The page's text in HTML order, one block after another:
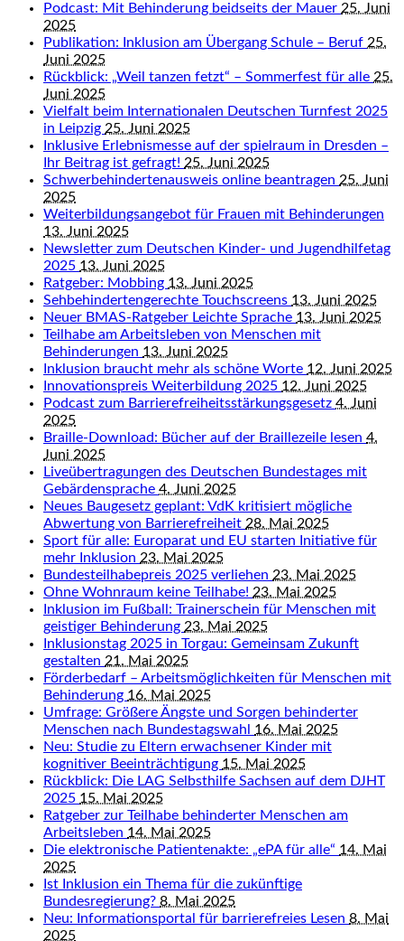
Podcast: Mit Behinderung beidseits der Mauer 25. Juni
2025
Publikation: Inklusion am Übergang Schule – Beruf 25.
Juni 2025
Rückblick: „Weil tanzen fetzt“ – Sommerfest für alle 25.
Juni 2025
Vielfalt beim Internationalen Deutschen Turnfest 2025
in Leipzig 25. Juni 2025
Inklusive Erlebnismesse auf der spielraum in Dresden –
Ihr Beitrag ist gefragt! 25. Juni 2025
Schwerbehindertenausweis online beantragen 25. Juni
2025
Weiterbildungsangebot für Frauen mit Behinderungen
13. Juni 2025
Newsletter zum Deutschen Kinder- und Jugendhilfetag
2025 13. Juni 2025
Ratgeber: Mobbing 13. Juni 2025
Sehbehindertengerechte Touchscreens 13. Juni 2025
Neuer BMAS-Ratgeber Leichte Sprache 13. Juni 2025
Teilhabe am Arbeitsleben von Menschen mit
Behinderungen 13. Juni 2025
Inklusion braucht mehr als schöne Worte 12. Juni 2025
Innovationspreis Weiterbildung 2025 12. Juni 2025
Podcast zum Barrierefreiheitsstärkungsgesetz 4. Juni
2025
Braille-Download: Bücher auf der Braillezeile lesen 4.
Juni 2025
Liveübertragungen des Deutschen Bundestages mit
Gebärdensprache 4. Juni 2025
Neues Baugesetz geplant: VdK kritisiert mögliche
Abwertung von Barrierefreiheit 28. Mai 2025
Sport für alle: Europarat und EU starten Initiative für
mehr Inklusion 23. Mai 2025
Bundesteilhabepreis 2025 verliehen 23. Mai 2025
Ohne Wohnraum keine Teilhabe! 23. Mai 2025
Inklusion im Fußball: Trainerschein für Menschen mit
geistiger Behinderung 23. Mai 2025
Inklusionstag 2025 in Torgau: Gemeinsam Zukunft
gestalten 21. Mai 2025
Förderbedarf – Arbeitsmöglichkeiten für Menschen mit
Behinderung 16. Mai 2025
Umfrage: Größere Ängste und Sorgen behinderter
Menschen nach Bundestagswahl 16. Mai 2025
Neu: Studie zu Eltern erwachsener Kinder mit
kognitiver Beeinträchtigung 15. Mai 2025
Rückblick: Die LAG Selbsthilfe Sachsen auf dem DJHT
2025 15. Mai 2025
Ratgeber zur Teilhabe behinderter Menschen am
Arbeitsleben 14. Mai 2025
Die elektronische Patientenakte: „ePA für alle“ 14. Mai
2025
Ist Inklusion ein Thema für die zukünftige
Bundesregierung? 8. Mai 2025
Neu: Informationsportal für barrierefreies Lesen 8. Mai
2025